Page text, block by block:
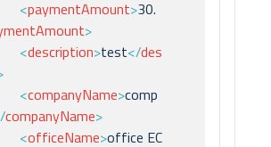
<paymentAmount>30.
>
<description>test</des
<companyName>comp
companyName>
<officeName>office EC